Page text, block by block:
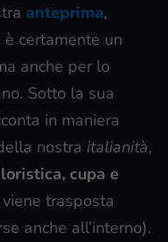
anteprima,
certamente un
anche per lo
Sotto la sua
in maniera
nostra italianità,
cupa e
trasposta
anche all’interno).